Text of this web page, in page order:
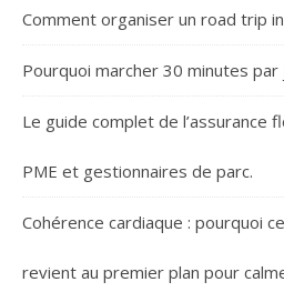
Comment organiser un road trip
Pourquoi marcher 30 minutes
Le guide complet de l’assurance
PME et gestionnaires de parc.
Cohérence cardiaque : pourquoi
revient au premier plan pour